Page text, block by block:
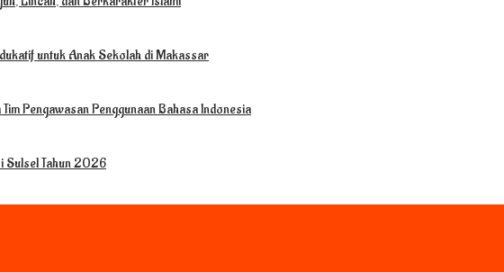
untuk Anak Sekolah di Makassar
Pengawasan Penggunaan Bahasa Indonesia
Sulsel Tahun 2026